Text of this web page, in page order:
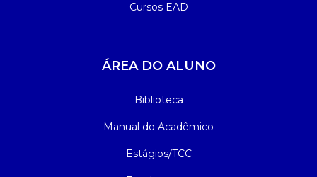
Cursos EAD
ÁREA DO ALUNO
Biblioteca
Manual do Acadêmico
Estágios/TCC